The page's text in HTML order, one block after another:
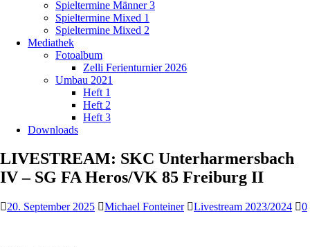
Spieltermine Männer 3
Spieltermine Mixed 1
Spieltermine Mixed 2
Mediathek
Fotoalbum
Zelli Ferienturnier 2026
Umbau 2021
Heft 1
Heft 2
Heft 3
Downloads
LIVESTREAM: SKC Unterharmersbach
IV – SG FA Heros/VK 85 Freiburg II
20. September 2025 Michael Fonteiner Livestream 2023/2024 0